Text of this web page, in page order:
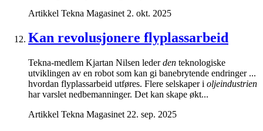
Artikkel Tekna Magasinet 2. okt. 2025
Kan revolusjonere flyplassarbeid
Tekna-medlem Kjartan Nilsen lederden teknologiske
utviklingen av en robot som kan gi banebrytende endringer ...
hvordan flyplassarbeid utføres. Flere selskaper i oljeindustrien
har varslet nedbemanninger. Det kan skape økt...
Artikkel Tekna Magasinet 22. sep. 2025